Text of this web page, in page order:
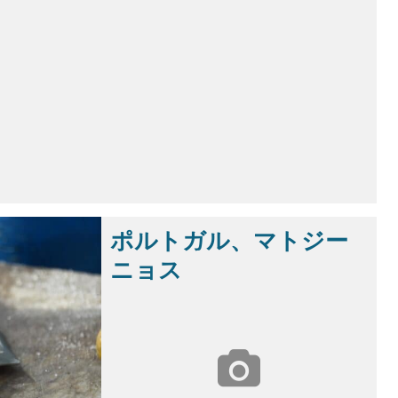
ポルトガル、マトジー
ニョス